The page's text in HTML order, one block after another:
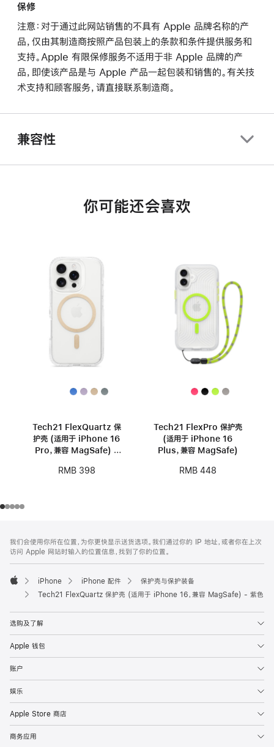
保修
注意：对于通过此网站销售的不具有 Apple 品牌名称的产
品，仅由其制造商按照产品包装上的条款和条件提供服务和
支持。Apple 有限保修服务不适用于非 Apple 品牌的产
品，即使该产品是与 Apple 产品一起包装和销售的。有关技
术支持和顾客服务，请直接联系制造商。
兼容性
你可能还会喜欢
Tech21 FlexQuartz 保
护壳 (适用于 iPhone 16
Pro，兼容 MagSafe) -
RMB 398
Tech21 FlexPro 保护壳
(适用于 iPhone 16
Plus，兼容 MagSafe)
RMB 448
页
页
脚
注
我们会使用你所在位置，为你更快显示送货选项。我们通过你的 IP 地址，或者你在上次
访问 Apple 网站时输入的位置信息，找到了你的位置。
Apple
iPhone iPhone 配件
保护壳与保护装备
Tech21 FlexQuartz 保护壳 (适用于 iPhone 16，兼容 MagSafe) - 紫色
选购及了解
Apple 钱包
账户
娱乐
Apple Store 商店
商务应用